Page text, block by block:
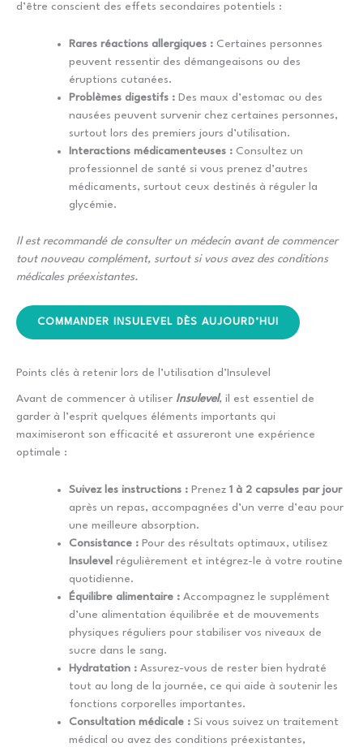
d’être conscient des effets secondaires potentiels :
Rares réactions allergiques : Certaines personnes
peuvent ressentir des démangeaisons ou des
éruptions cutanées.
Problèmes digestifs : Des maux d’estomac ou des
nausées peuvent survenir chez certaines personnes,
surtout lors des premiers jours d’utilisation.
Interactions médicamenteuses : Consultez un
professionnel de santé si vous prenez d’autres
médicaments, surtout ceux destinés à réguler la
glycémie.
Il est recommandé de consulter un médecin avant de commencer
tout nouveau complément, surtout si vous avez des conditions
médicales préexistantes.
COMMANDER INSULEVEL DÈS AUJOURD’HUI
Points clés à retenir lors de l’utilisation d’Insulevel
Avant de commencer à utiliser Insulevel, il est essentiel de
garder à l’esprit quelques éléments importants qui
maximiseront son efficacité et assureront une expérience
optimale :
Suivez les instructions : Prenez 1 à 2 capsules par jour
après un repas, accompagnées d’un verre d’eau pour
une meilleure absorption.
Consistance : Pour des résultats optimaux, utilisez
Insulevel régulièrement et intégrez-le à votre routine
quotidienne.
Équilibre alimentaire : Accompagnez le supplément
d’une alimentation équilibrée et de mouvements
physiques réguliers pour stabiliser vos niveaux de
sucre dans le sang.
Hydratation : Assurez-vous de rester bien hydraté
tout au long de la journée, ce qui aide à soutenir les
fonctions corporelles importantes.
Consultation médicale : Si vous suivez un traitement
médical ou avez des conditions préexistantes,